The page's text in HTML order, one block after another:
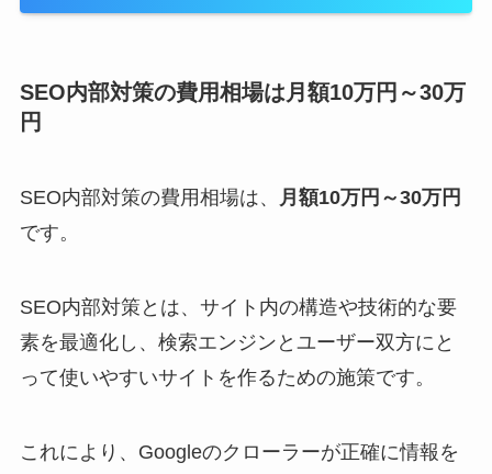
SEO内部対策の費用相場は月額10万円～30万
円
SEO内部対策の費用相場は、
月額10万円～30万円
です。
SEO内部対策とは、サイト内の構造や技術的な要
素を最適化し、検索エンジンとユーザー双方にと
って使いやすいサイトを作るための施策です。
これにより、Googleのクローラーが正確に情報を